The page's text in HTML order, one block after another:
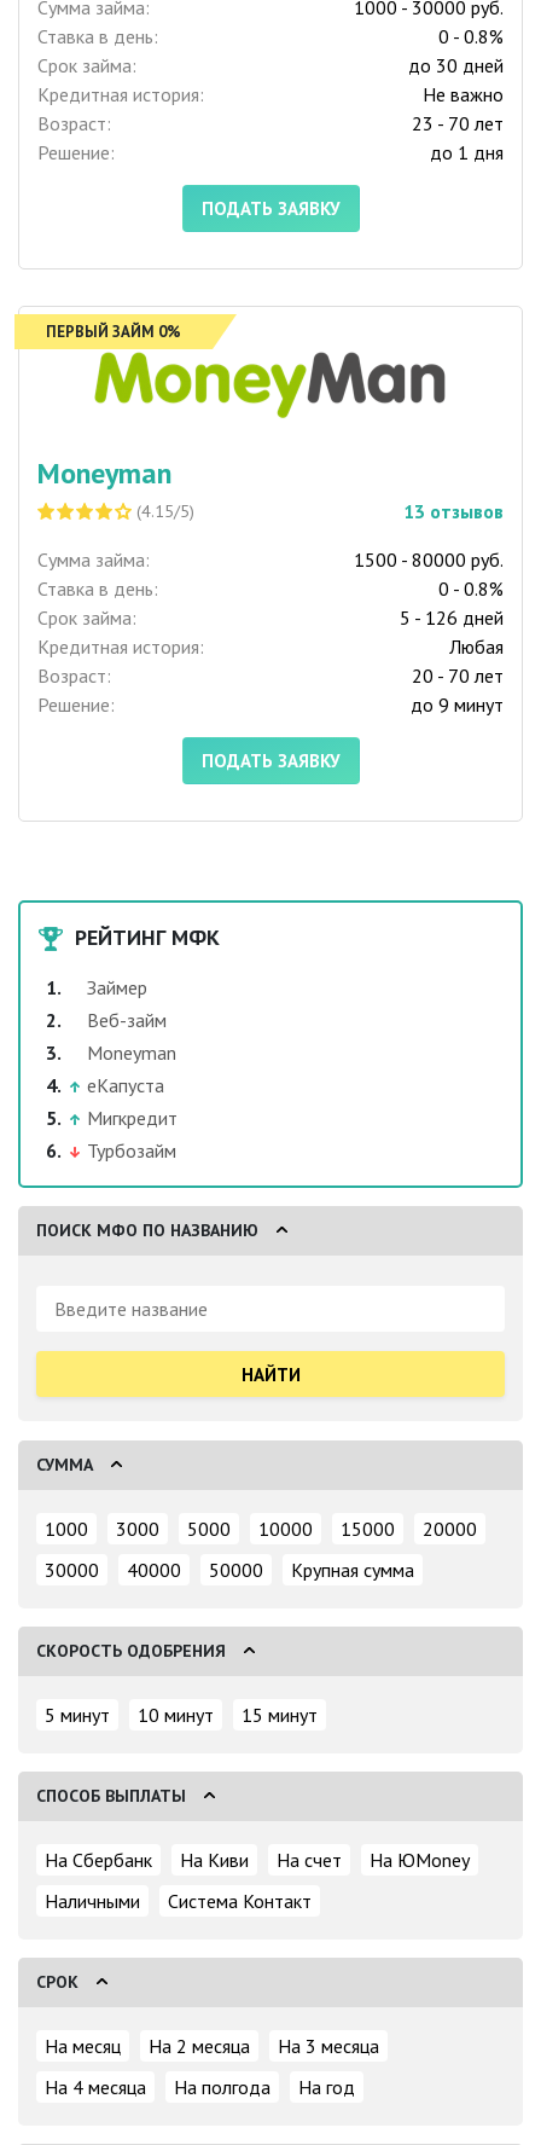
Сумма займа:
1000 - 30000 руб.
Ставка в день:
0 - 0.8%
Срок займа:
до 30 дней
Кредитная история:
Не важно
Возраст:
23 - 70 лет
Решение:
до 1 дня
ПОДАТЬ ЗАЯВКУ
ПЕРВЫЙ ЗАЙМ 0%
Moneyman
(4.15/5) 13 отзывов
Сумма займа:
1500 - 80000 руб.
Ставка в день:
0 - 0.8%
Срок займа:
5 - 126 дней
Кредитная история:
Любая
Возраст:
20 - 70 лет
Решение:
до 9 минут
ПОДАТЬ ЗАЯВКУ
РЕЙТИНГ МФК
Займер
Веб-займ
Moneyman
еКапуста
Мигкредит
Турбозайм
ПОИСК МФО ПО НАЗВАНИЮ
Поиск:
СУММА
1000 3000 5000 10000 15000
20000
30000
40000 50000 Крупная сумма
СКОРОСТЬ ОДОБРЕНИЯ
5 минут 10 минут 15 минут
СПОСОБ ВЫПЛАТЫ
На Сбербанк На Киви На счет
На ЮMoney
Наличными
Система Контакт
СРОК
На месяц На 2 месяца
На 3 месяца
На 4 месяца
На полгода На год